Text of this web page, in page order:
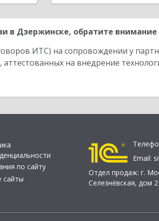
в Дзержинске, обратите внимание
ИТС) на сопровождении у
аттестованных на внедрение
по сайту
сайты
Email:
Отдел продаж: г.
Селезнёвская, дом